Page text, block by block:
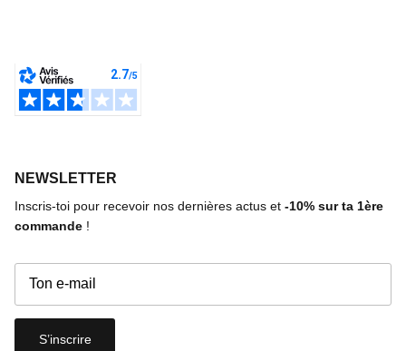
NEWSLETTER
Inscris-toi pour recevoir nos dernières actus et -10% sur ta 1ère
commande !
S’inscrire